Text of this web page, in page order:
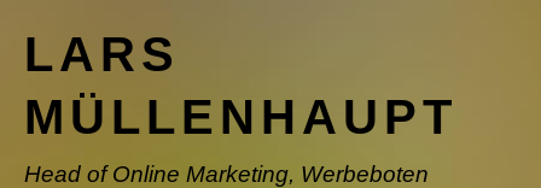
LARS
MÜLLENHAUPT
Head of Online Marketing, Werbeboten